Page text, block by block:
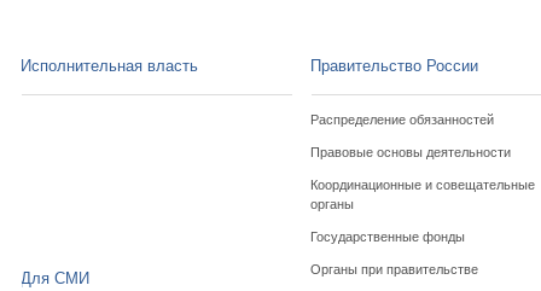
Исполнительная власть Правительство России
Распределение обязанностей
Правовые основы деятельности
Координационные и совещательные
органы
Государственные фонды
Органы при правительстве
Для СМИ